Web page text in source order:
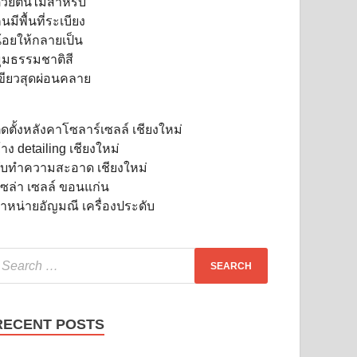
ตั้งหลังคาโซลาร์เซลล์ เชียงใหม่
ง detailing เชียงใหม่
ทำความสะอาด เชียงใหม่
ล่า เซลล์ ขอนแก่น
หน่ายอัญมณี เครื่องประดับ
POSTS